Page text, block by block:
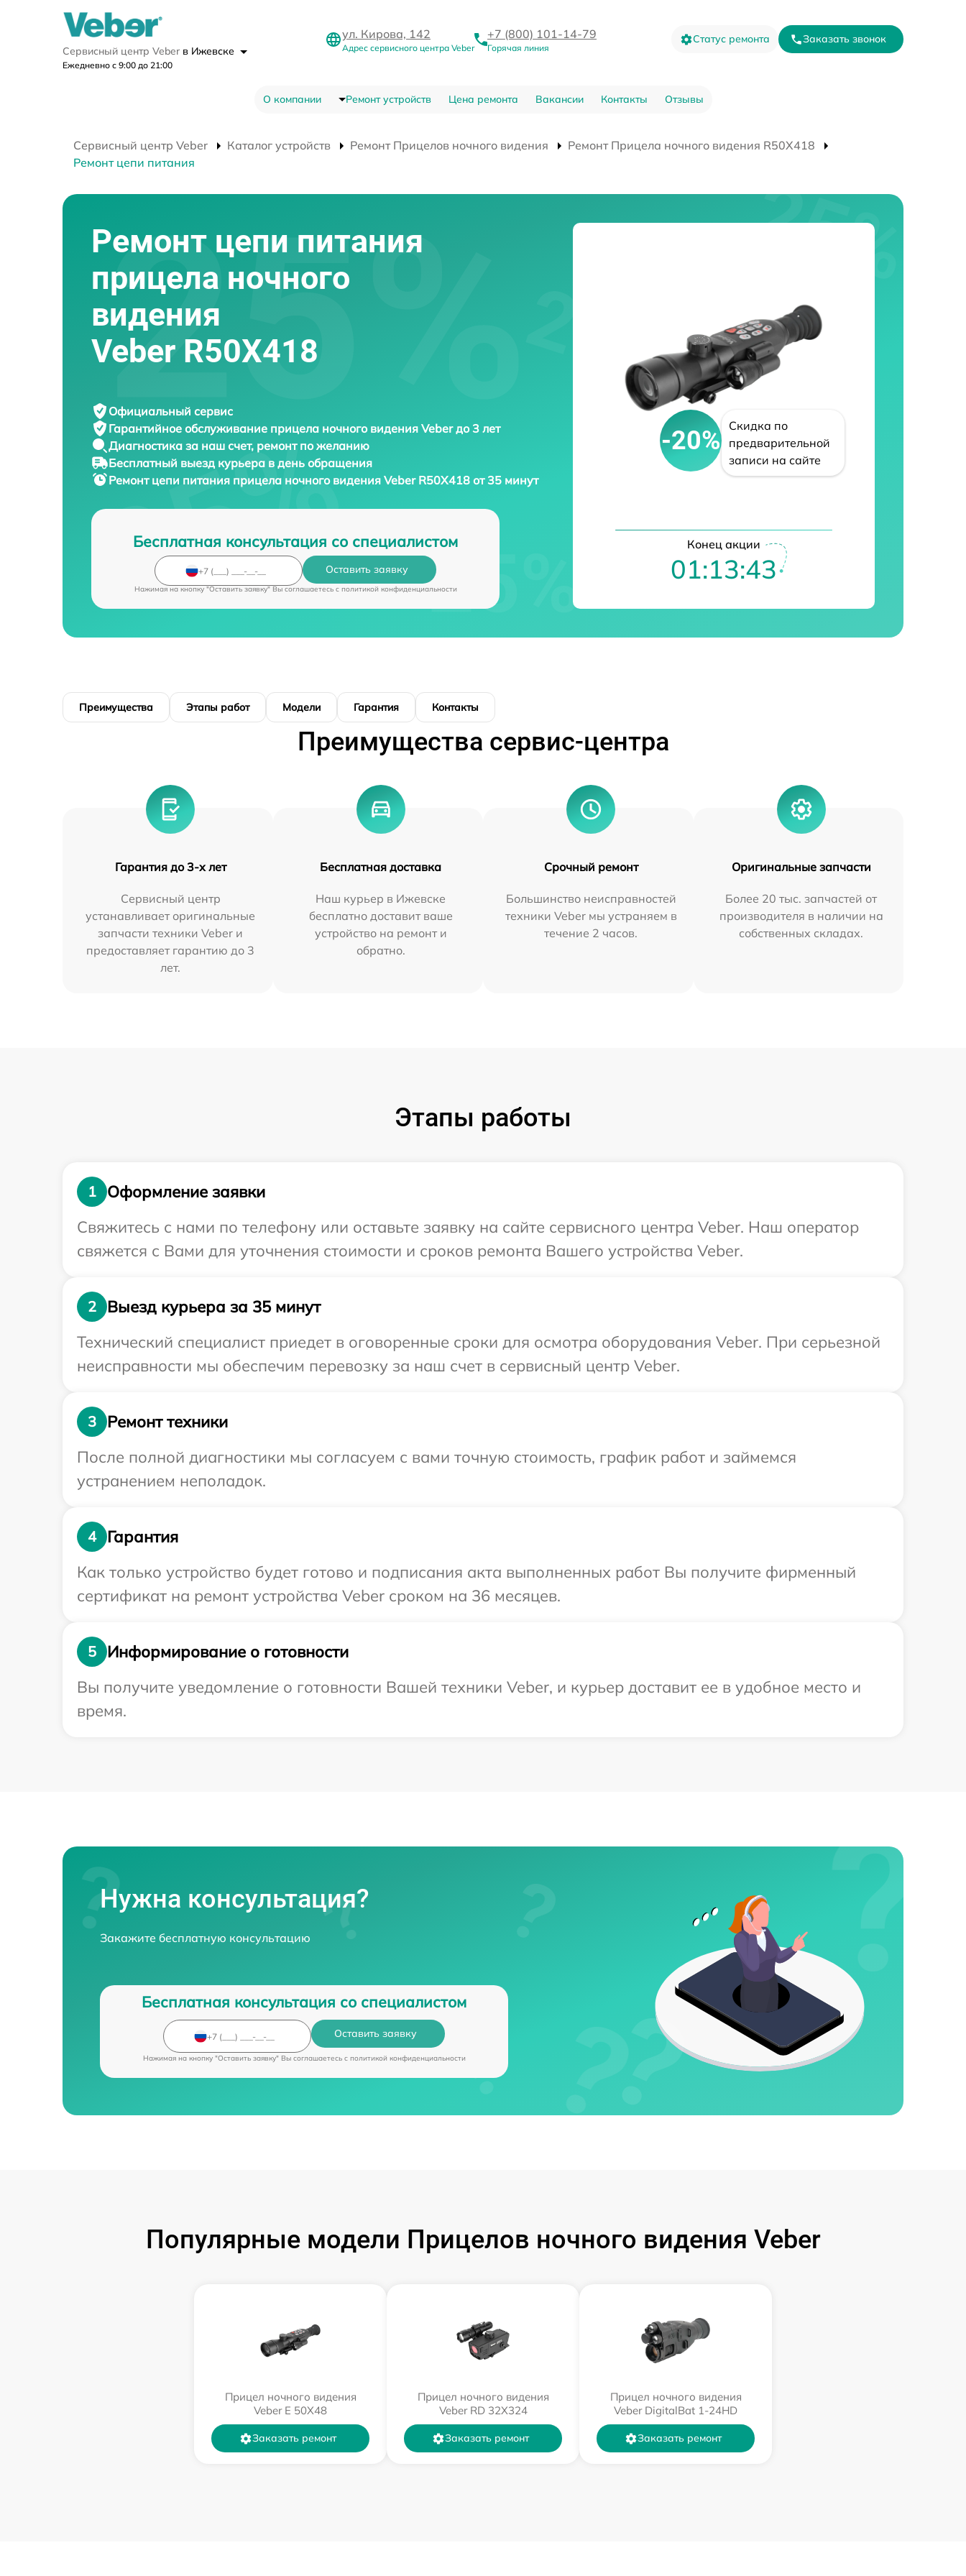
Сервисный центр Veber в Ижевске
Ежедневно с 9:00 до 21:00
ул. Кирова, 142
Адрес сервисного центра Veber
+7 (800) 101-14-79
Горячая линия
Статус ремонта Заказать звонок
О компании Ремонт устройств Цена ремонта Вакансии Контакты Отзывы
Сервисный центр Veber Каталог устройств Ремонт Прицелов ночного видения
Ремонт Прицела ночного видения R50X418
Ремонт цепи питания
Ремонт цепи питания
прицела ночного
видения
Veber R50X418
Официальный сервис
Гарантийное обслуживание прицела ночного видения Veber до 3 лет
Диагностика за наш счет, ремонт по желанию
Бесплатный выезд курьера в день обращения
Ремонт цепи питания прицела ночного видения Veber R50X418 от 35 минут
Бесплатная консультация со специалистом
Оставить заявку
Нажимая на кнопку "Оставить заявку" Вы соглашаетесь c политикой конфиденциальности
-20%
Скидка по
предварительной
записи на сайте
Конец акции
01:13:42
Преимущества Этапы работ Модели Гарантия Контакты
Преимущества сервис-центра
Гарантия до 3-х лет
Сервисный центр
устанавливает оригинальные
запчасти техники Veber и
предоставляет гарантию до 3
лет.
Бесплатная доставка
Наш курьер в Ижевске
бесплатно доставит ваше
устройство на ремонт и
обратно.
Срочный ремонт
Большинство неисправностей
техники Veber мы устраняем в
течение 2 часов.
Оригинальные запчасти
Более 20 тыс. запчастей от
производителя в наличии на
собственных складах.
Этапы работы
1
Оформление заявки
Свяжитесь с нами по телефону или оставьте заявку на сайте сервисного центра Veber. Наш оператор
свяжется с Вами для уточнения стоимости и сроков ремонта Вашего устройства Veber.
2
Выезд курьера за 35 минут
Технический специалист приедет в оговоренные сроки для осмотра оборудования Veber. При серьезной
неисправности мы обеспечим перевозку за наш счет в сервисный центр Veber.
3
Ремонт техники
После полной диагностики мы согласуем с вами точную стоимость, график работ и займемся
устранением неполадок.
4
Гарантия
Как только устройство будет готово и подписания акта выполненных работ Вы получите фирменный
сертификат на ремонт устройства Veber сроком на 36 месяцев.
5
Информирование о готовности
Вы получите уведомление о готовности Вашей техники Veber, и курьер доставит ее в удобное место и
время.
Нужна консультация?
Закажите бесплатную консультацию
Бесплатная консультация со специалистом
Оставить заявку
Нажимая на кнопку "Оставить заявку" Вы соглашаетесь c политикой конфиденциальности
Популярные модели Прицелов ночного видения Veber
Прицел ночного видения
Veber E 50X48
Заказать ремонт
Прицел ночного видения
Veber RD 32X324
Заказать ремонт
Прицел ночного видения
Veber DigitalBat 1-24HD
Заказать ремонт